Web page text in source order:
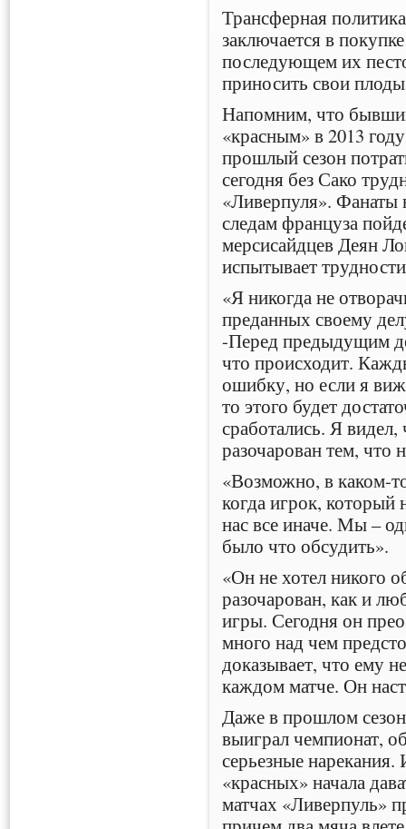
Трансферная
заключается в
последующем их
приносить свои
Напомним, что
«красным» в 2013
прошлый сезон
сегодня без Сако
«Ливерпуля».
следам француза
мерсисайдцев Деян
испытывает
«Я никогда не
преданных своему
-Перед предыдущим
что происходит.
ошибку, но если я
то этого будет
сработались. Я
разочарован тем, что
«Возможно, в каком-
когда игрок, который
нас все иначе. Мы –
было что обсудить».
«Он не хотел никого
разочарован, как и
игры. Сегодня он
много над чем
доказывает, что ему
каждом матче. Он
Даже в прошлом
выиграл чемпионат,
серьезные нарекания.
«красных» начала
матчах «Ливерпуль»